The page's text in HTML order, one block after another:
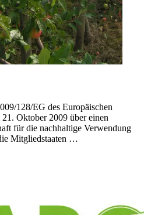
128/EG des Europäischen
Oktober 2009 über einen
für die nachhaltige Verwendung
Mitgliedstaaten …